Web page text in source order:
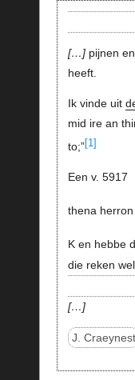
… pijnen en
heeft.
Ik vinde uit
mid ire an
to;”[1]
Een v. 5917
thena herron
K en hebbe
die reken
…
J. Craeynest